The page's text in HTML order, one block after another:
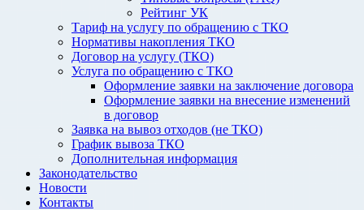
Рейтинг УК
Тариф на услугу по обращению с ТКО
Нормативы накопления ТКО
Договор на услугу (ТКО)
Услуга по обращению с ТКО
Оформление заявки на заключение договора
Оформление заявки на внесение изменений
в договор
Заявка на вывоз отходов (не ТКО)
График вывоза ТКО
Дополнительная информация
Законодательство
Новости
Контакты